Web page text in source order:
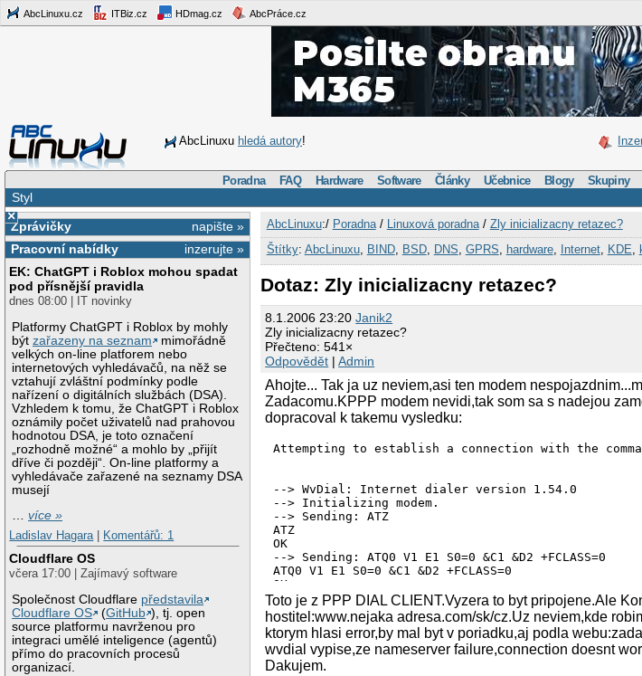
AbcLinuxu.cz ITBiz.cz HDmag.cz AbcPráce.cz
AbcLinuxu hledá autory!
Poradna FAQ Hardware Software Články Učebnice Blogy Skupiny
Styl
×
napište »
Zprávičky
inzerujte »
Pracovní nabídky
EK: ChatGPT i Roblox mohou spadat
pod přísnější pravidla
dnes 08:00 | IT novinky
Platformy ChatGPT i Roblox by mohly
býtzařazeny na seznam
mimořádně
velkých on-line platforem nebo
internetových vyhledávačů, na něž se
vztahují zvláštní podmínky podle
nařízení o digitálních službách (DSA).
Vzhledem k tomu, že ChatGPT i Roblox
oznámily počet uživatelů nad prahovou
hodnotou DSA, je toto označení
„rozhodně možné“ a mohlo by „přijít
dříve či později“. On-line platformy a
vyhledávače zařazené na seznamy DSA
musejí
…více »
Ladislav Hagara
Komentářů: 1
Cloudflare OS
včera 17:00 | Zajímavý software
Společnost Cloudflare představila
Cloudflare OS
(GitHub ), tj. open
source platformu navrženou pro
integraci umělé inteligence (agentů)
přímo do pracovních procesů
organizací.
AbcLinuxu:/ Poradna/ Linuxová poradna/ Zly inicializacny retazec?
Štítky: AbcLinuxu, BIND, BSD, DNS GPRS hardware, Internet, KDE
Dotaz: Zly inicializacny retazec?
8.1.2006 23:20Janik2
Zly inicializacny retazec?
Přečteno: 541×
Odpovědět |Admin
Ahojte... Tak ja uz neviem,asi ten modem
Zadacomu.KPPP modem nevidi,tak som sa s nadejou
dopracoval k takemu vysledku:
Attempting to establish a connection with the
--> WvDial: Internet dialer version 1.54.0
--> Initializing modem.
--> Sending: ATZ
ATZ
OK
--> Sending: ATQ0 V1 E1 S0=0 &C1 &D2 +FCLASS=0
ATQ0 V1 E1 S0=0 &C1 &D2 +FCLASS=0
OK
--> Sending: at+cdgcont=1,¨IP¨,¨internet¨ OK
at+cdgcont=1,(IP(,(internet( OK
ERROR
--> Modem initialized.
--> Sending: ATDT*99#
--> Waiting for carrier.
Toto je z PPP DIAL CLIENT.Vyzera to byt pripojene.Ale
hostitel:www.nejaka adresa.com/sk/cz.Uz neviem,kde
ktorym hlasi error,by mal byt v poriadku,aj podla
wvdial vypise,ze nameserver failure,connection doesnt
Dakujem.